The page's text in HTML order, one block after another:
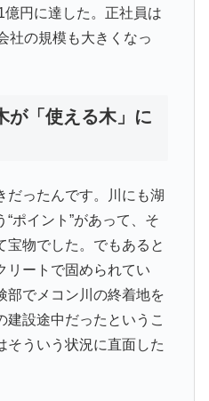
円に達した。正社員は
社の規模も大きくなっ
が「使える木」に
だったんです。川にも湖
ポイント”があって、そ
宝物でした。でもあると
リートで固められてい
部でメコン川の終着地を
建設途中だったというこ
そういう状況に直面した